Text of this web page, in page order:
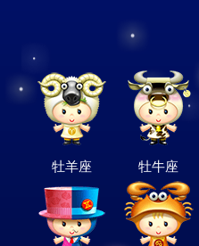
牡羊座 牡牛座